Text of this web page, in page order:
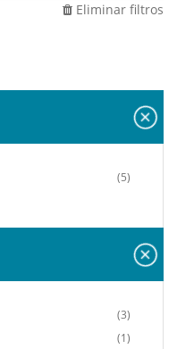
Eliminar filtros
(5)
(3)
(1)